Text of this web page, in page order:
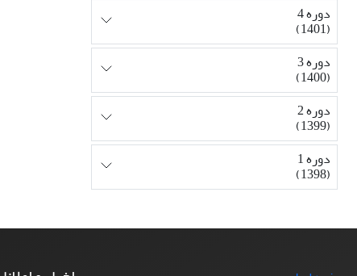
دوره 4
(1401)
دوره 3
(1400)
دوره 2
(1399)
دوره 1
(1398)